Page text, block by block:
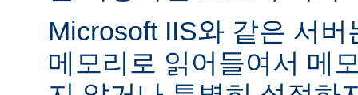
Microsoft IIS와 같은 서
메모리로 읽어들여서 메